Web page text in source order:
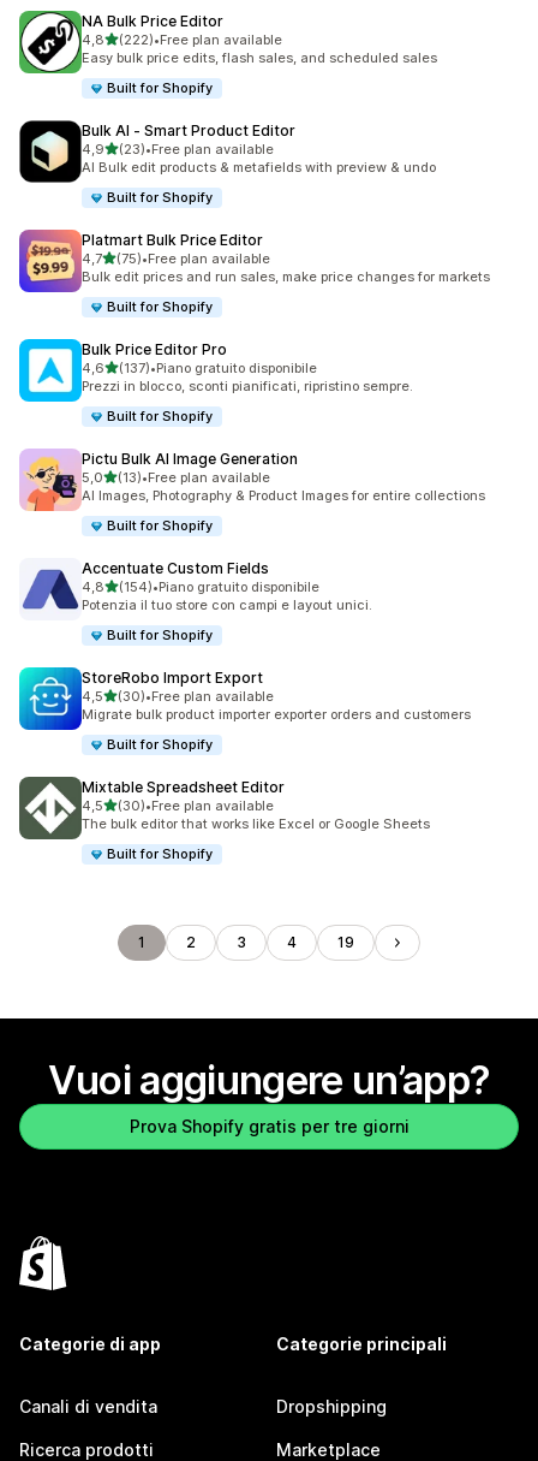
NA Bulk Price Editor
4,8stelle su 5
(222)
222 recensioni totali
•Free plan available
Easy bulk price edits, flash sales, and scheduled sales
Built for Shopify
Bulk AI ‑ Smart Product Editor
4,9stelle su 5
(23)
23 recensioni totali
•Free plan available
AI Bulk edit products & metafields with preview & undo
Built for Shopify
Platmart Bulk Price Editor
4,7stelle su 5
(75)
75 recensioni totali
•Free plan available
Bulk edit prices and run sales, make price changes for markets
Built for Shopify
Bulk Price Editor Pro
4,6stelle su 5
(137)
137 recensioni totali
•Piano gratuito disponibile
Prezzi in blocco, sconti pianificati, ripristino sempre.
Built for Shopify
Pictu Bulk AI Image Generation
5,0stelle su 5
(13)
13 recensioni totali
•Free plan available
AI Images, Photography & Product Images for entire collections
Built for Shopify
Accentuate Custom Fields
4,8stelle su 5
(154)
154 recensioni totali
•Piano gratuito disponibile
Potenzia il tuo store con campi e layout unici.
Built for Shopify
StoreRobo Import Export
4,5stelle su 5
(30)
30 recensioni totali
•Free plan available
Migrate bulk product importer exporter orders and customers
Built for Shopify
Mixtable Spreadsheet Editor
4,5stelle su 5
(30)
30 recensioni totali
•Free plan available
The bulk editor that works like Excel or Google Sheets
Built for Shopify
1 2 3 4 19
Vuoi aggiungere un’app?
Prova Shopify gratis per tre giorni
Categorie di app
Canali di vendita
Ricerca prodotti
Categorie principali
Dropshipping
Marketplace